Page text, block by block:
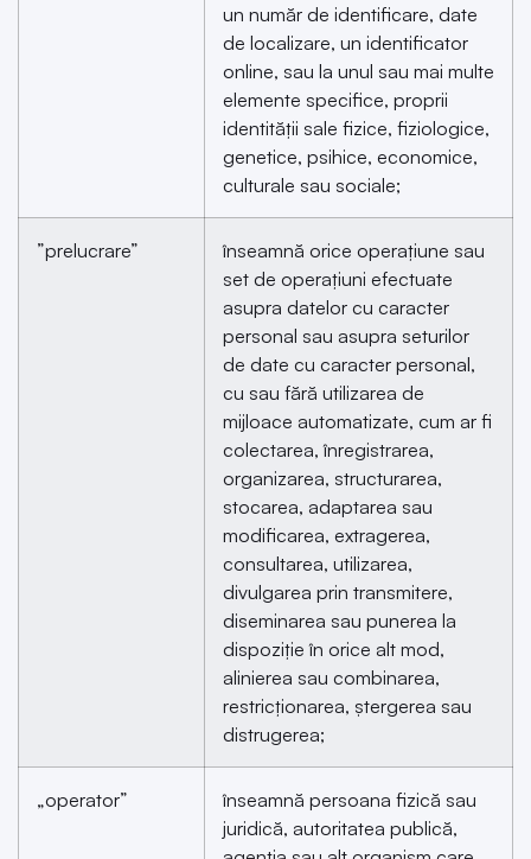
un număr de identificare, date
de localizare, un identificator
online, sau la unul sau mai multe
elemente specifice, proprii
identității sale fizice, fiziologice,
genetice, psihice, economice,
culturale sau sociale;
”prelucrare”
înseamnă orice operațiune sau
set de operațiuni efectuate
asupra datelor cu caracter
personal sau asupra seturilor
de date cu caracter personal,
cu sau fără utilizarea de
mijloace automatizate, cum ar fi
colectarea, înregistrarea,
organizarea, structurarea,
stocarea, adaptarea sau
modificarea, extragerea,
consultarea, utilizarea,
divulgarea prin transmitere,
diseminarea sau punerea la
dispoziție în orice alt mod,
alinierea sau combinarea,
restricționarea, ștergerea sau
distrugerea;
„operator”
înseamnă persoana fizică sau
juridică, autoritatea publică,